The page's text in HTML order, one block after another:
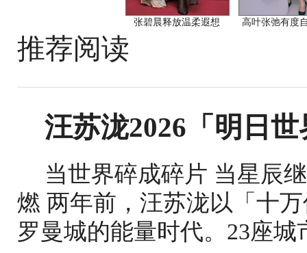
张碧晨释放温柔遐想 高叶张弛有度
推荐阅读
汪苏泷2026「明日
当世界碎成碎片 当星辰
燃 两年前，汪苏泷以「十
罗曼城的能量时代。23座城